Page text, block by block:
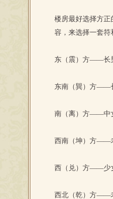
楼房最好选择方
容，来选择一套符
东（震）方——长
东南（巽）方——
南（离）方——中
西南（坤）方——
西（兑）方——少
西北（乾）方——